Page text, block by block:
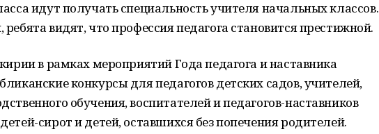
идут получать специальность учителя начальных классов.
видят, что профессия педагога становится престижной.
в рамках мероприятий Года педагога и наставника
конкурсы для педагогов детских садов, учителей,
обучения, воспитателей и педагогов-наставников
сирот и детей, оставшихся без попечения родителей.